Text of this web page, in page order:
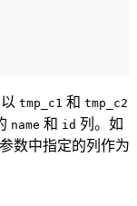
tmp_c1 和 tmp_c2
name 和 id 列。如
参数中指定的列作为